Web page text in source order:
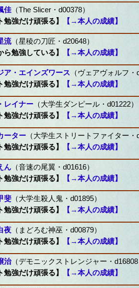
佳 （The Slicer・d00378）
勉強だけ頑張る】
【→本人の成績】
流（星稜の刀匠・d20648）
ら勉強している】
【→本人の成績】
ア・エインズワース （ヴェアヴォルフ・
勉強だけ頑張る】
【→本人の成績】
レイナー （大学生ダンピール・d01222）
勉強だけ頑張る】
【→本人の成績】
ーター （大学生ストリートファイター・
勉強だけ頑張る】
【→本人の成績】
ん （音速の尾翼・d01616）
勉強だけ頑張る】
【→本人の成績】
斐（大学生殺人鬼・d01895）
勉強だけ頑張る】
【→本人の成績】
夜 （まどろむ神巫・d00879）
勉強だけ頑張る】
【→本人の成績】
治（デモニックストレンジャー・
勉強だけ頑張る】
【→本人の成績】